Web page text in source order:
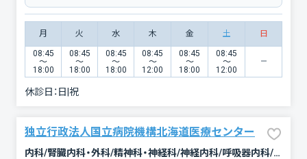
月 火 水 木 金 土 日
08:45
〜
18:00
08:45
〜
18:00
08:45
〜
18:00
08:45
〜
12:00
08:45
〜
18:00
08:45
〜
12:00
休診日： 日|祝
独立行政法人国立病院機構北海道医療センター
内科/腎臓内科・外科/精神科・神経科/神経内科/呼吸器内科/消化器科/循環器科/アレルギー科/リウマチ科/血液内科/小児科/外科/整形外科/脳神経外科/呼吸器外科/心臓血管外科/小児外科/皮膚科/形成外科/泌尿器科/婦人科/眼科/耳鼻咽喉科/リハビリテーション/放射線科/麻酔科/救急科/総合診療科/臨床検査・病理診断/歯科/緩和ケア